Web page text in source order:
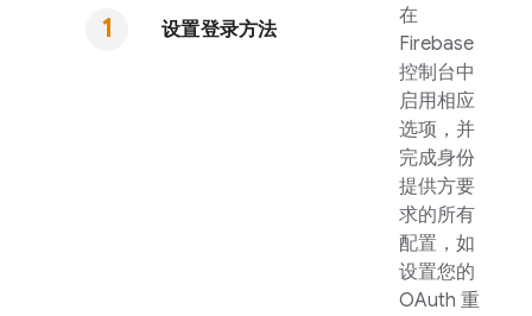
设置登录方法
在
Firebase
控制台中
启用相应
选项，并
完成身份
提供方要
求的所有
配置，如
设置您的
OAuth 重